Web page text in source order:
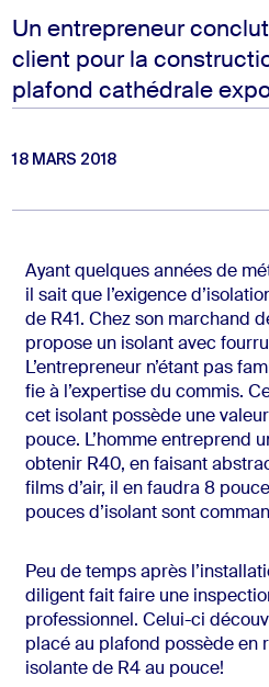
Un entrepreneur
client pour la
plafond cathédrale
18 MARS 2018
Ayant quelques années de
il sait que l’exigence
de R41. Chez son marchand
propose un isolant avec
L’entrepreneur n’étant pas
fie à l’expertise du commis.
cet isolant possède une
pouce. L’homme entreprend
obtenir R40, en faisant
films d’air, il en faudra 8
pouces d’isolant sont
Peu de temps après
diligent fait faire une
professionnel. Celui-ci
placé au plafond possède en
isolante de R4 au pouce!